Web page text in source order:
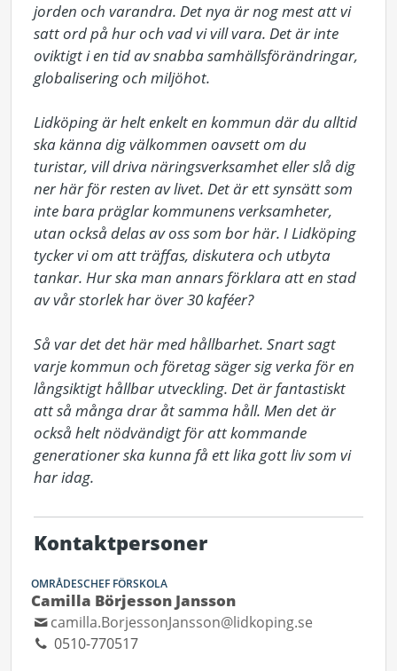
jorden och varandra. Det nya är nog mest att vi
satt ord på hur och vad vi vill vara. Det är inte
oviktigt i en tid av snabba samhällsförändringar,
globalisering och miljöhot.
Lidköping är helt enkelt en kommun där du alltid
ska känna dig välkommen oavsett om du
turistar, vill driva näringsverksamhet eller slå dig
ner här för resten av livet. Det är ett synsätt som
inte bara präglar kommunens verksamheter,
utan också delas av oss som bor här. I Lidköping
tycker vi om att träffas, diskutera och utbyta
tankar. Hur ska man annars förklara att en stad
av vår storlek har över 30 kaféer?
Så var det det här med hållbarhet. Snart sagt
varje kommun och företag säger sig verka för en
långsiktigt hållbar utveckling. Det är fantastiskt
att så många drar åt samma håll. Men det är
också helt nödvändigt för att kommande
generationer ska kunna få ett lika gott liv som vi
har idag.
Kontaktpersoner
OMRÅDESCHEF FÖRSKOLA
Camilla Börjesson Jansson
camilla.BorjessonJansson@lidkoping.se
0510-770517